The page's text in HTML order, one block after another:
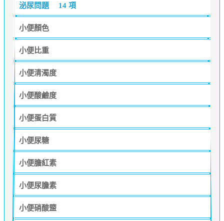
泌尿問題 14 項
小便顏色
小便比重
小便清濁度
小便酸鹼度
小便蛋白質
小便尿糖
小便膽紅素
小便尿膽素
小便硝酸盬